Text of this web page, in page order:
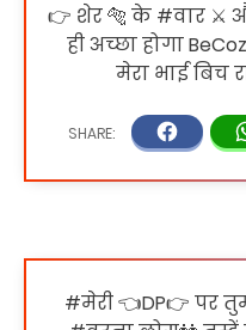
👉 शेर 🐅 के #वार ⚔️
ही अच्छा होगा
मेरा भाई बिच
#मेरी 👈DP👉 पर